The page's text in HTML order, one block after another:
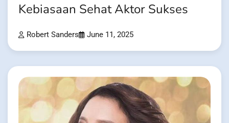
Kebiasaan Sehat Aktor Sukses
Robert Sanders June 11, 2025